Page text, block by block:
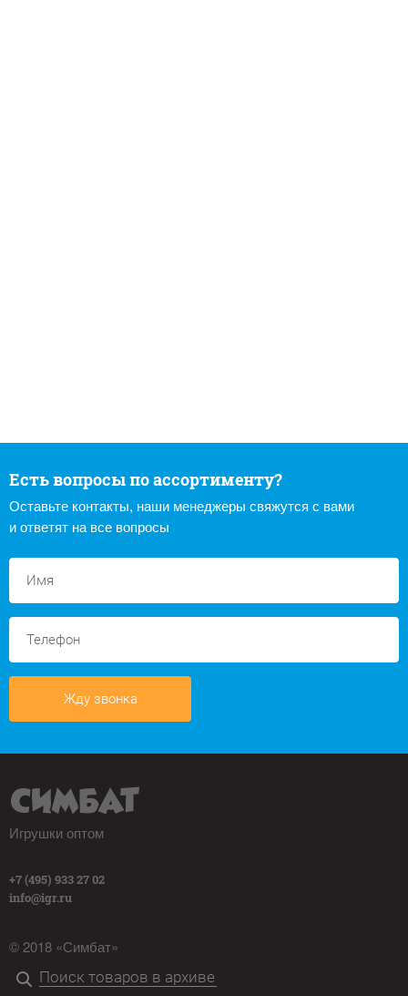
Есть вопросы по ассортименту?
Оставьте контакты, наши менеджеры свяжутся с вами
и ответят на все вопросы
Жду звонка
Игрушки оптом
+7 (495) 933 27 02
info@igr.ru
© 2018 «Симбат»